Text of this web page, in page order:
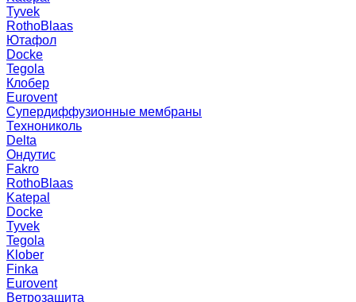
Tyvek
RothoBlaas
Ютафол
Docke
Tegola
Клобер
Eurovent
Супердиффузионные мембраны
Технониколь
Delta
Ондутис
Fakro
RothoBlaas
Katepal
Docke
Tyvek
Tegola
Klober
Finka
Eurovent
Ветрозащита